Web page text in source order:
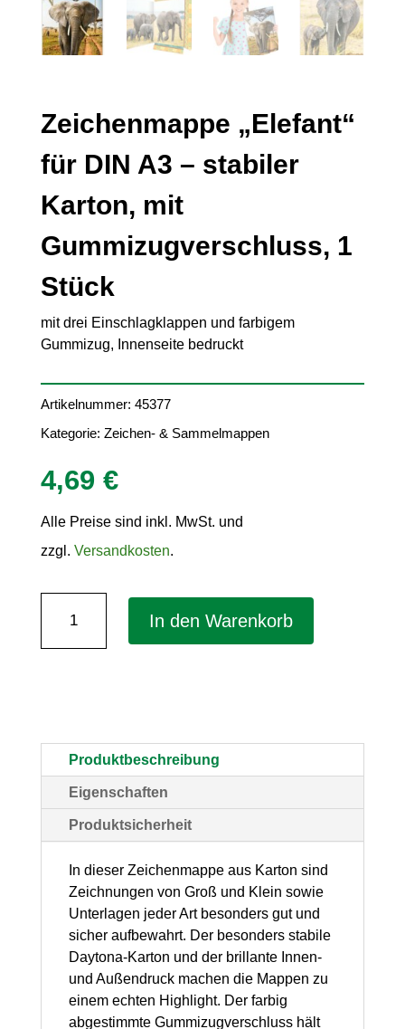
Zeichenmappe „Elefant“
für DIN A3 – stabiler
Karton, mit
Gummizugverschluss, 1
Stück
mit drei Einschlagklappen und farbigem
Gummizug, Innenseite bedruckt
Artikelnummer: 45377
Kategorie: Zeichen- & Sammelmappen
4,69 €
Alle Preise sind inkl. MwSt. und
zzgl. Versandkosten.
stabiler
Karton,
mit
Gummizugverschluss,
Menge
In den Warenkorb
Produktbeschreibung
Eigenschaften
Produktsicherheit
In dieser Zeichenmappe aus Karton sind
Zeichnungen von Groß und Klein sowie
Unterlagen jeder Art besonders gut und
sicher aufbewahrt. Der besonders stabile
Daytona-Karton und der brillante Innen-
und Außendruck machen die Mappen zu
einem echten Highlight. Der farbig
abgestimmte Gummizugverschluss hält